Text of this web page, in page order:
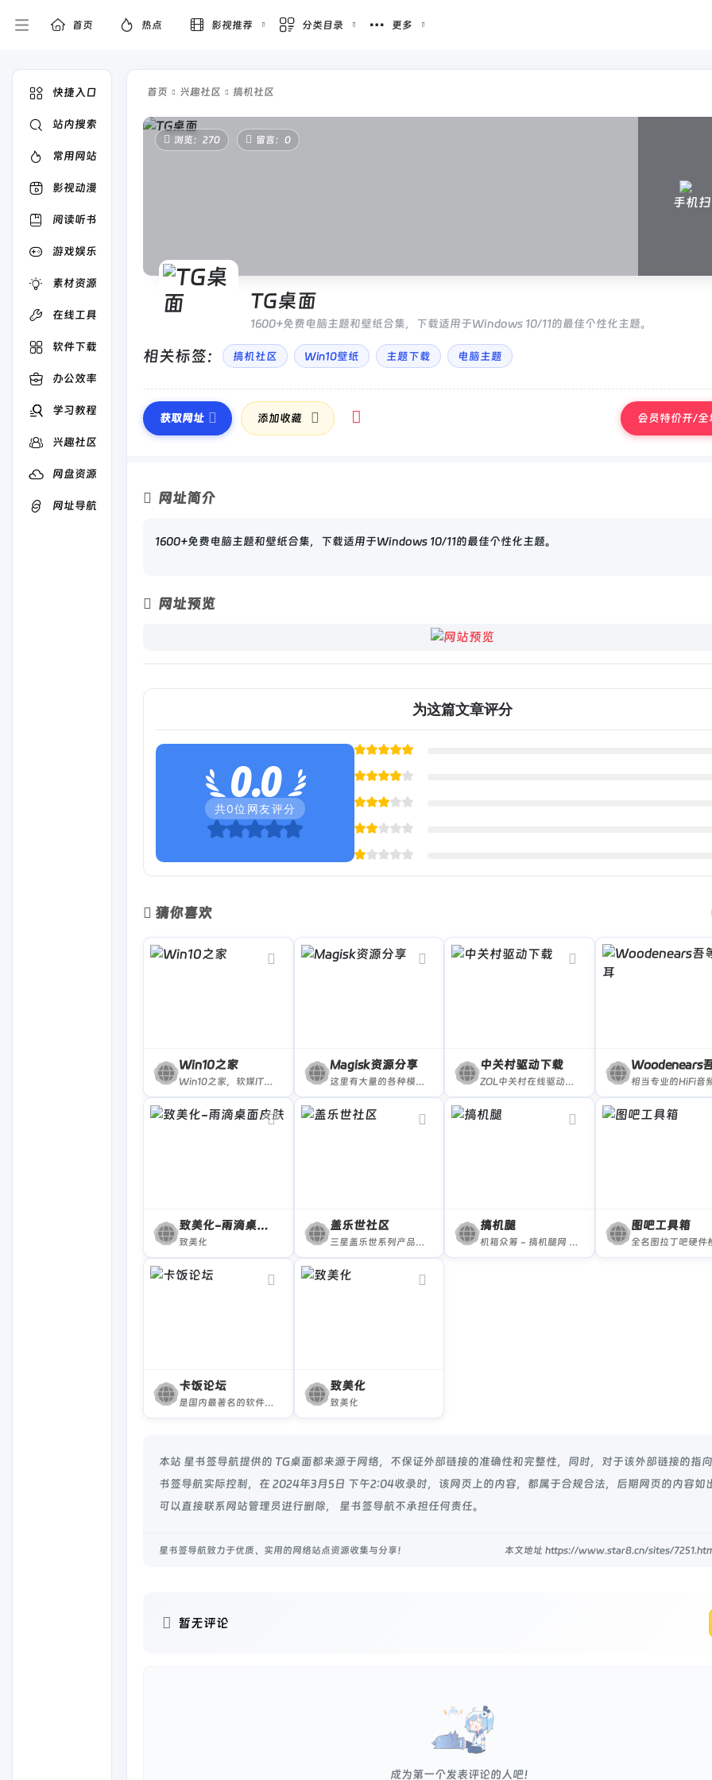
首页 热点 影视推荐 分类目录 更多
快捷入口
站内搜索
常用网站
影视动漫
阅读听书
游戏娱乐
素材资源
在线工具
软件下载
办公效率
学习教程
兴趣社区
网盘资源
网址导航
首页 兴趣社区 搞机社区
手机
浏览：270 留言：0
TG桌面
1600+免费电脑主题和壁纸合集，下载适用于Windows 10/11的最佳个性化主题。
相关标签： 搞机社区 Win10壁纸 主题下载 电脑主题
获取网址 添加收藏 会员特价开/全
网址简介
1600+免费电脑主题和壁纸合集，下载适用于Windows 10/11的最佳个性化主题。
网址预览
为这篇文章评分
0.0
共0位网友评分
猜你喜欢
Win10之家
Win10之家，软媒IT之家Windows10中文网站，提供Win10系统下载、Win10激活、Windows10主题、Win10正式版升级、Win10一周年版中文版专业版下载安装激活教程、Win10正式版激活、Windows10主题、Windows10壁纸、Windows10技巧等。
Magisk资源分享
这里有大量的各种模块可以下载哦!
中关村驱动下载
ZOL中关村在线驱动下载频道总共有近10万款产品驱动、工具及说明书,提供笔记本驱动、主板驱动、显卡驱动、声卡驱动、网卡驱动数码驱动、办公驱动、手机驱动等热门驱动下载,是国内最大最全的的驱动程序下载中心,为您提供最全面的驱动下载和驱动一体化自动安装服务,更多热门驱动下载,尽在ZOL中关村在线驱动下载频道。
致美化-雨滴桌面皮肤
致美化
盖乐世社区
三星盖乐世系列产品的唯一官方粉丝平台。星粉大本营，提供三星手机相关评测、玩机技巧、精彩活动、产品试用、资源下载(游戏、软件、ROM)和线下体验活动。
搞机腿
机箱众筹 - 搞机腿网 专注为机箱定制与开发而生，主要机箱方向有NUC机箱，NAS机箱，iTX机箱，以及键盘外设客制化等数码科技产物而疯狂。
图吧工具箱
卡饭论坛
是国内最著名的软件论坛,友善,热情,开放的讨论氛围，首屈一指,打造国内最好的软件交流平台！
致美化
致美化
本站 星书签导航提供的 TG桌面都来源于网络，不保证外部链接的准确性和完整性，同时，对于该外部链接的指
书签导航实际控制，在 2024年3月5日 下午2:04收录时，该网页上的内容，都属于合规合法，后期网页的内容如
可以直接联系网站管理员进行删除， 星书签导航不承担任何责任。
星书签导航致力于优质、实用的网络站点资源收集与分享！ 本文地址 https://www.star8.cn/sites/
暂无评论
成为第一个发表评论的人吧！